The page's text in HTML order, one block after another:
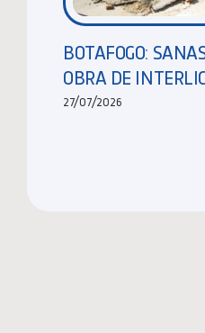
BOTAFOGO:
OBRA DE
27/07/2026